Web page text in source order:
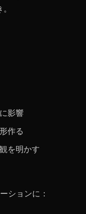
影響
作る
を明かす
ションに：